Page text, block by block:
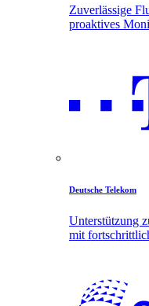
Zuverlässige
proaktives
Deutsche Telekom
Unterstützung
mit